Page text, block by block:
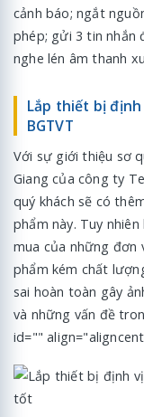
cảnh báo; ngắt
phép; gửi 3 tin nhắn
nghe lén âm thanh
Lắp thiết bị định
BGTVT
Với sự giới thiệu sơ
Giang của công ty
quý khách sẽ có
phẩm này. Tuy
mua của những đơn
phẩm kém chất
sai hoàn toàn gây
và những vấn đề
id=""